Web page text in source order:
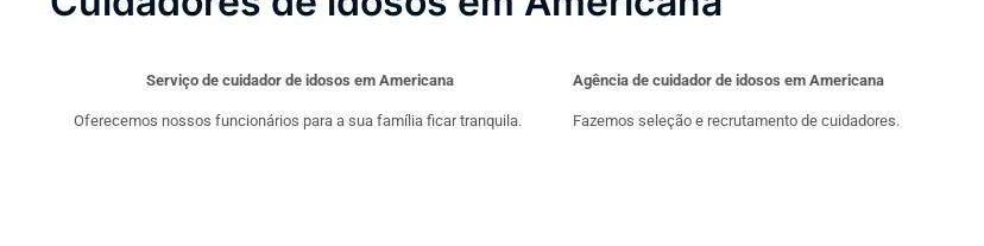
Serviço de cuidador de idosos em Americana
Oferecemos nossos funcionários para a sua família ficar tranquila.
Agência de cuidador de idosos em Americana
Fazemos seleção e recrutamento de cuidadores.